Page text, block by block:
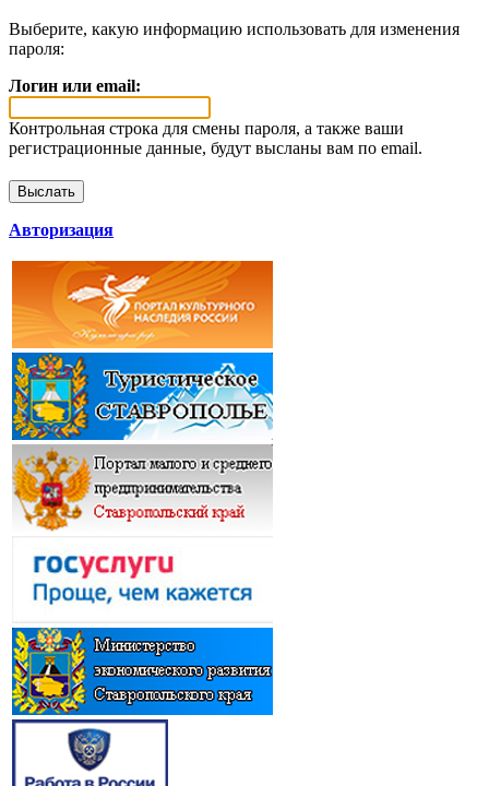
Выберите, какую информацию использовать для изменения
пароля:
Логин или email:
Контрольная строка для смены пароля, а также ваши
регистрационные данные, будут высланы вам по email.
Авторизация